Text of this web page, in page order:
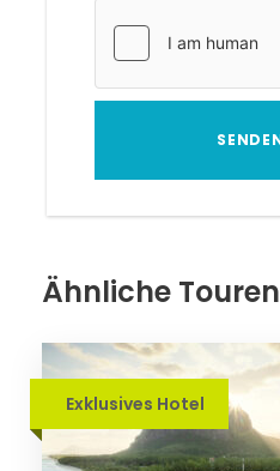
Ähnliche Touren
Exklusives Hotel